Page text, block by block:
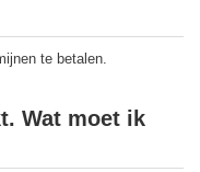
te betalen.
Wat moet ik